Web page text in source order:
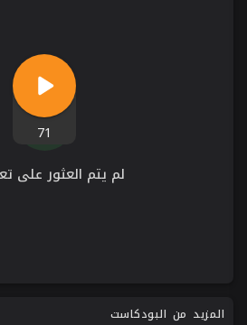
71
لم يتم العثور على
المزيد من البودكاست